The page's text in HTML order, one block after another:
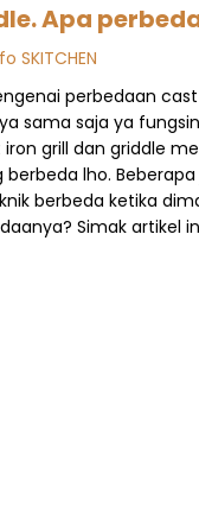
Apa
SKITCHEN
perbedaan
sama saja ya
grill dan griddle
lho.
berbeda ketika
Simak artikel